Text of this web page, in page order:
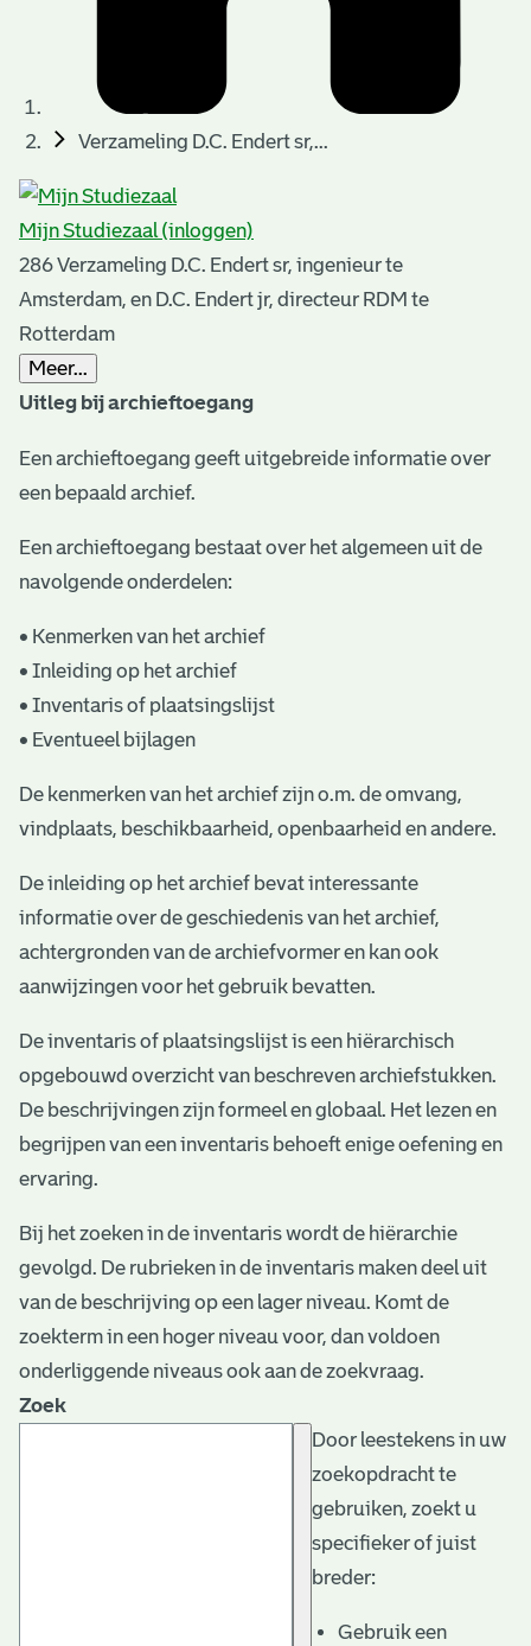
n
a
'
s
n
o
t
a
i
l
a
c
i
v
e
n
Verzameling D.C. Endert sr,...
Mijn Studiezaal (inloggen)
286 Verzameling D.C. Endert sr, ingenieur te
Amsterdam, en D.C. Endert jr, directeur RDM te
Rotterdam
Meer...
Uitleg bij archieftoegang
Een archieftoegang geeft uitgebreide informatie over
een bepaald archief.
Een archieftoegang bestaat over het algemeen uit de
navolgende onderdelen:
• Kenmerken van het archief
• Inleiding op het archief
• Inventaris of plaatsingslijst
• Eventueel bijlagen
De kenmerken van het archief zijn o.m. de omvang,
vindplaats, beschikbaarheid, openbaarheid en andere.
De inleiding op het archief bevat interessante
informatie over de geschiedenis van het archief,
achtergronden van de archiefvormer en kan ook
aanwijzingen voor het gebruik bevatten.
De inventaris of plaatsingslijst is een hiërarchisch
opgebouwd overzicht van beschreven archiefstukken.
De beschrijvingen zijn formeel en globaal. Het lezen en
begrijpen van een inventaris behoeft enige oefening en
ervaring.
Bij het zoeken in de inventaris wordt de hiërarchie
gevolgd. De rubrieken in de inventaris maken deel uit
van de beschrijving op een lager niveau. Komt de
zoekterm in een hoger niveau voor, dan voldoen
onderliggende niveaus ook aan de zoekvraag.
Zoek
Door leestekens in uw
zoekopdracht te
gebruiken, zoekt u
specifieker of juist
breder:
Gebruik een